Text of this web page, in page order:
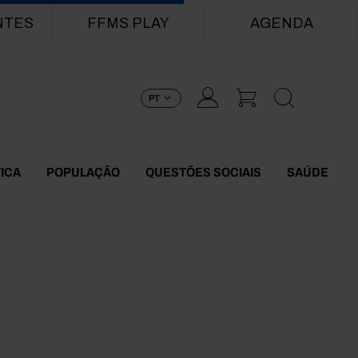
FFMS PLAY AGENDA
PT
POPULAÇÃO QUESTÕES SOCIAIS SAÚDE